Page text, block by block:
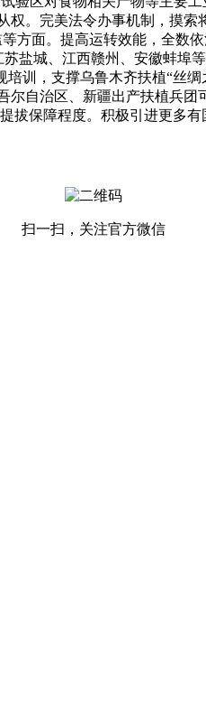
。完美法令办事机制，摸
方面。提高运转效能，全数
城、江西赣州、安徽蚌埠
训，支撑乌鲁木齐扶植“丝
自治区、新疆出产扶植兵
拔保障程度。积极引进更多有
扫一扫，关注官方微信